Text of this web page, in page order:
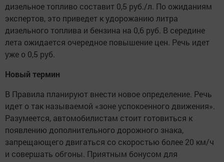
дизельное топливо составит 0,5 руб./л. По ожиданиям
экспертов, это приведет к удорожанию литра
дизельного топлива и бензина на 0,6 руб. В середине
лета ожидается очередное повышение цен. Речь идет
уже о 0,5 руб.
Новый термин
В Правила планируют внести новое определение. Речь
идет о так называемой «зоне успокоенного движения».
Разумеется, автомобилистам стоит готовиться к
появлению дополнительного дорожного знака,
запрещающего двигаться со скоростью более 20 км/ч
и совершать обгоны. Приятным бонусом для